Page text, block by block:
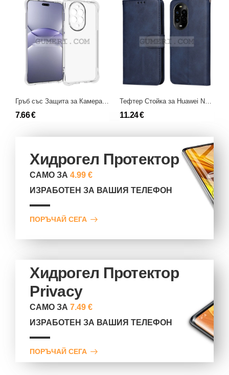
Гръб със Защита за Камерата за Huawei Nova 13 Pro
7.66 €
Тефтер Стойка за Huawei Nova 13 Pro
11.24 €
Хидрогел Протектор
САМО ЗА4.99 €
ИЗРАБОТЕН ЗА ВАШИЯ ТЕЛЕФОН
ПОРЪЧАЙ СЕГА
Хидрогел Протектор
Privacy
САМО ЗА7.49 €
ИЗРАБОТЕН ЗА ВАШИЯ ТЕЛЕФОН
ПОРЪЧАЙ СЕГА